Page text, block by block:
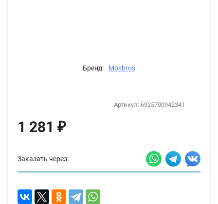
Бренд: Mosbros
Артикул: 6925700942341
1 281 ₽
Заказать через: